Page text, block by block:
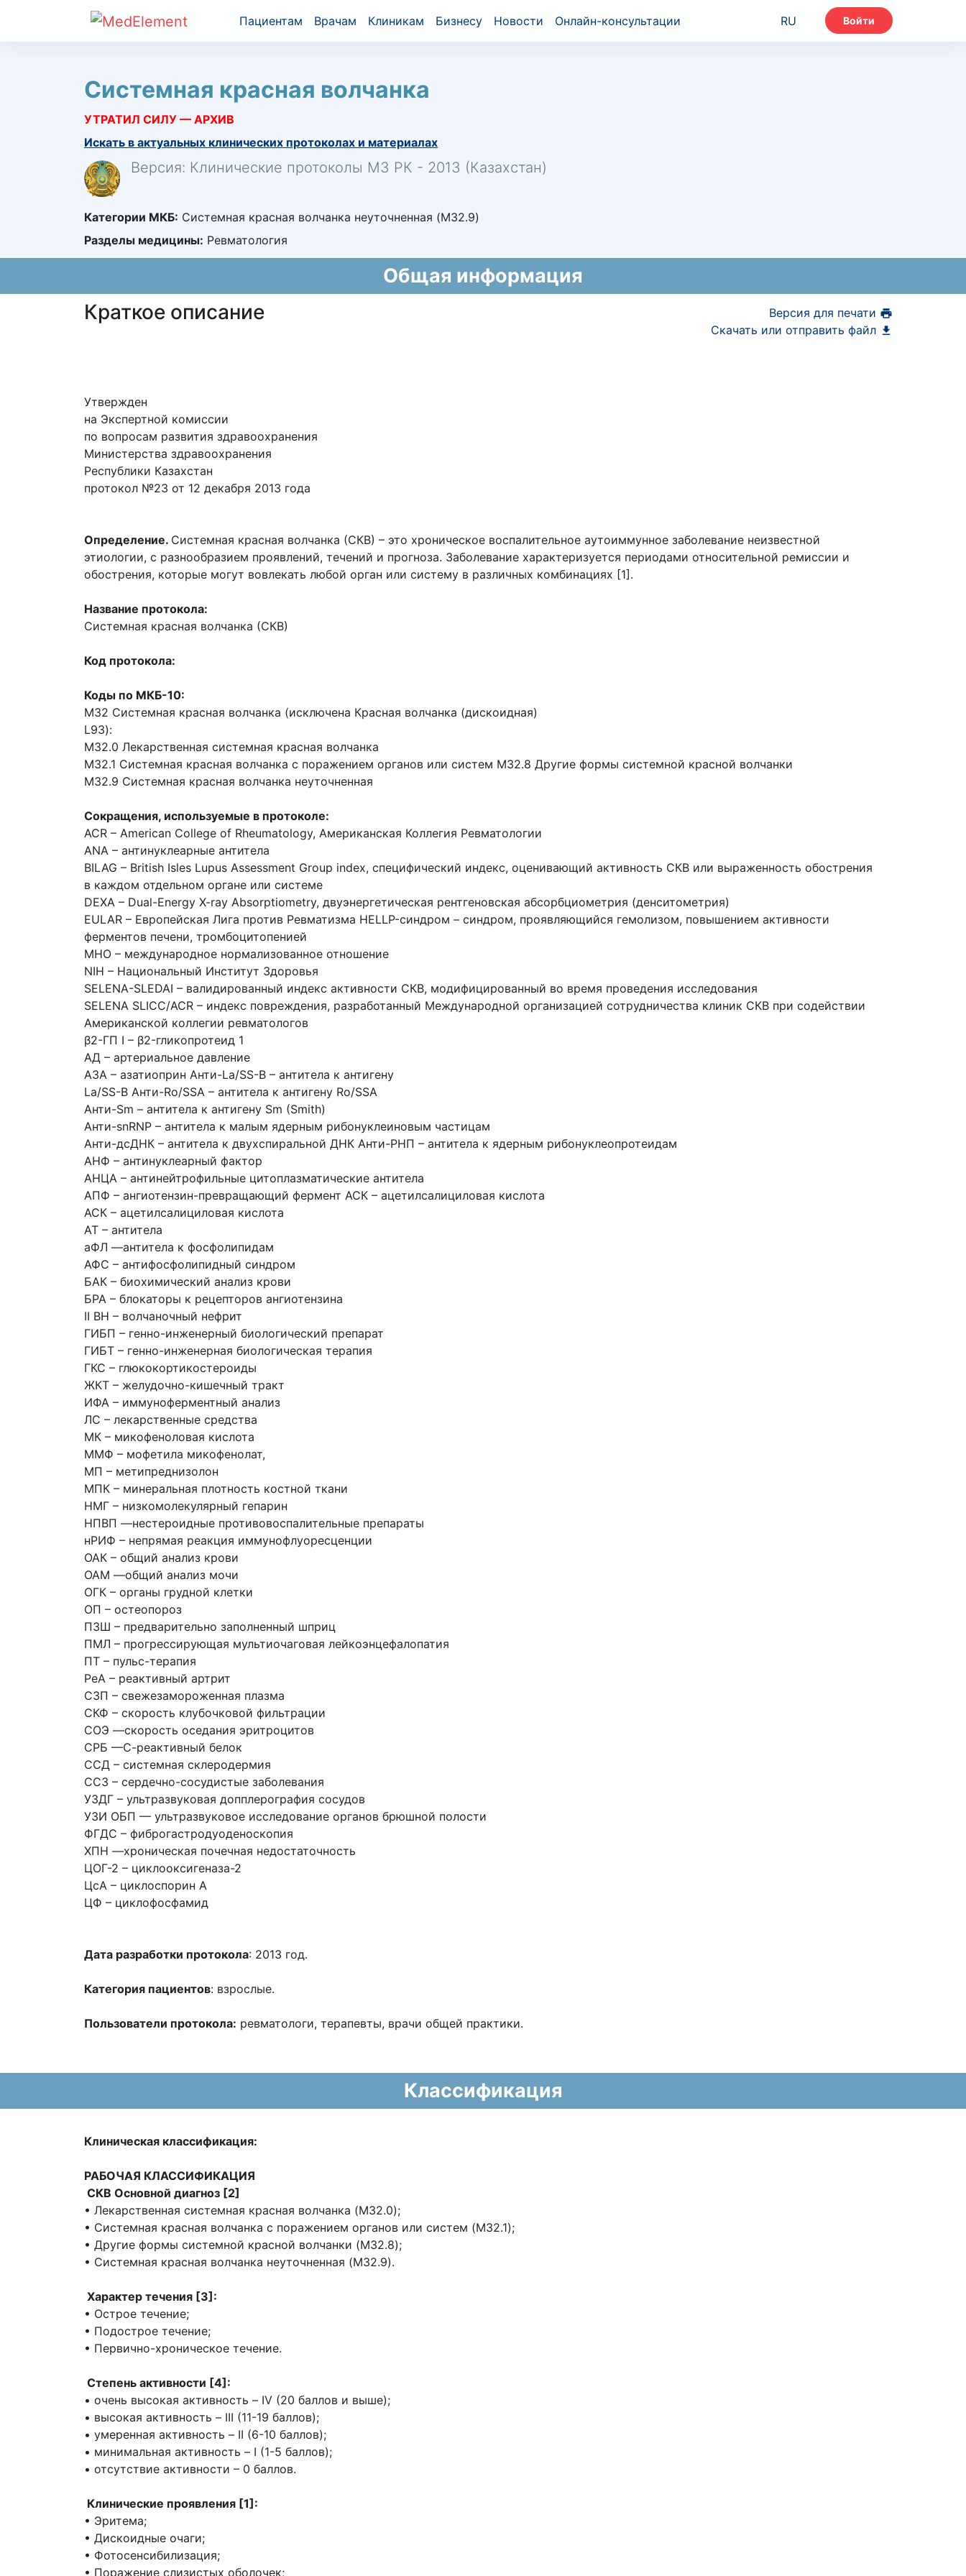
Пациентам Врачам Клиникам Бизнесу Новости Онлайн-консультации RU Войти
Системная красная волчанка
УТРАТИЛ СИЛУ — АРХИВ
Искать в актуальных клинических протоколах и материалах
Версия: Клинические протоколы МЗ РК - 2013 (Казахстан)
Категории МКБ: Системная красная волчанка неуточненная (M32.9)
Разделы медицины: Ревматология
Общая информация
Версия для печати
Скачать или отправить файл
Краткое описание
Утвержден
на Экспертной комиссии
по вопросам развития здравоохранения
Министерства здравоохранения
Республики Казахстан
протокол №23 от 12 декабря 2013 года
Определение. Системная красная волчанка (СКВ) – это хроническое воспалительное аутоиммунное заболевание неизвестной
этиологии, с разнообразием проявлений, течений и прогноза. Заболевание характеризуется периодами относительной ремиссии и
обострения, которые могут вовлекать любой орган или систему в различных комбинациях [1].
Название протокола:
Системная красная волчанка (СКВ)
Код протокола:
Коды по МКБ-10:
M32 Системная красная волчанка (исключена Красная волчанка (дискоидная)
L93):
M32.0 Лекарственная системная красная волчанка
M32.1 Системная красная волчанка с поражением органов или систем M32.8 Другие формы системной красной волчанки
M32.9 Системная красная волчанка неуточненная
Сокращения, используемые в протоколе:
ACR – American College of Rheumatology, Американская Коллегия Ревматологии
ANA – антинуклеарные антитела
BILAG – British Isles Lupus Assessment Group index, специфический индекс, оценивающий активность СКВ или выраженность обострения
в каждом отдельном органе или системе
DEXA – Dual-Energy X-ray Absorptiometry, двуэнергетическая рентгеновская абсорбциометрия (денситометрия)
EULAR – Европейская Лига против Ревматизма HELLP-синдром – синдром, проявляющийся гемолизом, повышением активности
ферментов печени, тромбоцитопенией
MHO – международное нормализованное отношение
NIH – Национальный Институт Здоровья
SELENA-SLEDAI – валидированный индекс активности СКВ, модифицированный во время проведения исследования
SELENA SLICC/ACR – индекс повреждения, разработанный Международной организацией сотрудничества клиник СКВ при содействии
Американской коллегии ревматологов
β2-ГП I – β2-гликопротеид 1
АД – артериальное давление
АЗА – азатиоприн Анти-La/SS-B – антитела к антигену
La/SS-B Анти-Ro/SSA – антитела к антигену Ro/SSA
Анти-Sm – антитела к антигену Sm (Smith)
Анти-snRNP – антитела к малым ядерным рибонуклеиновым частицам
Анти-дсДНК – антитела к двухспиральной ДНК Анти-РНП – антитела к ядерным рибонуклеопротеидам
АНФ – антинуклеарный фактор
АНЦА – антинейтрофильные цитоплазматические антитела
АПФ – ангиотензин-превращающий фермент АСК – ацетилсалициловая кислота
АСК – ацетилсалициловая кислота
АТ – антитела
аФЛ —антитела к фосфолипидам
АФС – антифосфолипидный синдром
БАК – биохимический анализ крови
БРА – блокаторы к рецепторов ангиотензина
II ВН – волчаночный нефрит
ГИБП – генно-инженерный биологический препарат
ГИБТ – генно-инженерная биологическая терапия
ГКС – глюкокортикостероиды
ЖКТ – желудочно-кишечный тракт
ИФА – иммуноферментный анализ
ЛС – лекарственные средства
МК – микофеноловая кислота
ММФ – мофетила микофенолат,
МП – метипреднизолон
МПК – минеральная плотность костной ткани
НМГ – низкомолекулярный гепарин
НПВП —нестероидные противовоспалительные препараты
нРИФ – непрямая реакция иммунофлуоресценции
ОАК – общий анализ крови
ОАМ —общий анализ мочи
ОГК – органы грудной клетки
ОП – остеопороз
ПЗШ – предварительно заполненный шприц
ПМЛ – прогрессирующая мультиочаговая лейкоэнцефалопатия
ПТ – пульс-терапия
РеА – реактивный артрит
СЗП – свежезамороженная плазма
СКФ – скорость клубочковой фильтрации
СОЭ —скорость оседания эритроцитов
СРБ —С-реактивный белок
ССД – системная склеродермия
ССЗ – сердечно-сосудистые заболевания
УЗДГ – ультразвуковая допплерография сосудов
УЗИ ОБП — ультразвуковое исследование органов брюшной полости
ФГДС – фиброгастродуоденоскопия
ХПН —хроническая почечная недостаточность
ЦОГ-2 – циклооксигеназа-2
ЦсА – циклоспорин А
ЦФ – циклофосфамид
Дата разработки протокола: 2013 год.
Категория пациентов: взрослые.
Пользователи протокола: ревматологи, терапевты, врачи общей практики.
Классификация
Клиническая классификация:
РАБОЧАЯ КЛАССИФИКАЦИЯ
СКВ Основной диагноз [2]
• Лекарственная системная красная волчанка (M32.0);
• Системная красная волчанка с поражением органов или систем (M32.1);
• Другие формы системной красной волчанки (M32.8);
• Системная красная волчанка неуточненная (M32.9).
Характер течения [3]:
• Острое течение;
• Подострое течение;
• Первично-хроническое течение.
Степень активности [4]:
• очень высокая активность – IV (20 баллов и выше);
• высокая активность – III (11-19 баллов);
• умеренная активность – II (6-10 баллов);
• минимальная активность – I (1-5 баллов);
• отсутствие активности – 0 баллов.
Клинические проявления [1]:
• Эритема;
• Дискоидные очаги;
• Фотосенсибилизация;
• Поражение слизистых оболочек;